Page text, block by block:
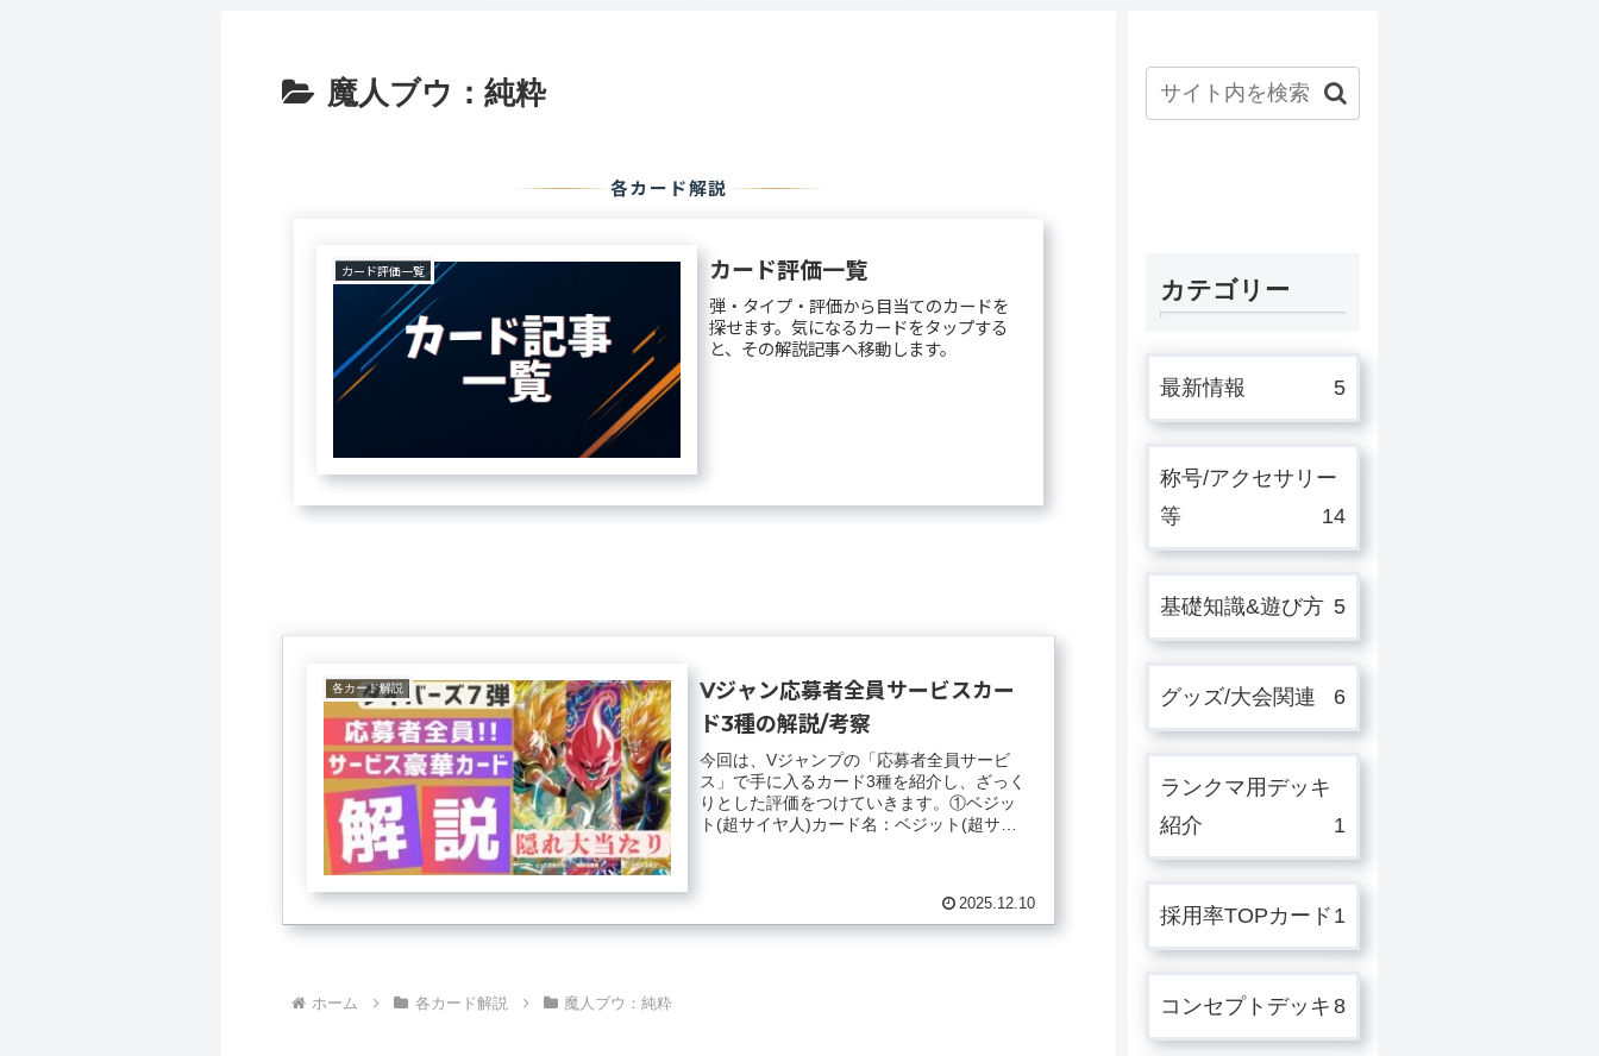
魔人ブウ：純粋
各カード解説
カード評価一覧 カード評価一覧
弾・タイプ・評価から目当てのカードを
探せます。気になるカードをタップする
と、その解説記事へ移動します。
各カード解説
Vジャン応募者全員サービスカー
ド3種の解説/考察
今回は、Vジャンプの「応募者全員サービ
ス」で手に入るカード3種を紹介し、ざっく
りとした評価をつけていきます。①ベジッ
ト(超サイヤ人)カード名：ベジット(超サイ
2025.12.10
ホーム 各カード解説 魔人ブウ：純粋
カテゴリー
最新情報 5
称号/アクセサリー
等
14
基礎知識&遊び方 5
グッズ/大会関連 6
ランクマ用デッキ
紹介
1
採用率TOPカード 1
コンセプトデッキ 8